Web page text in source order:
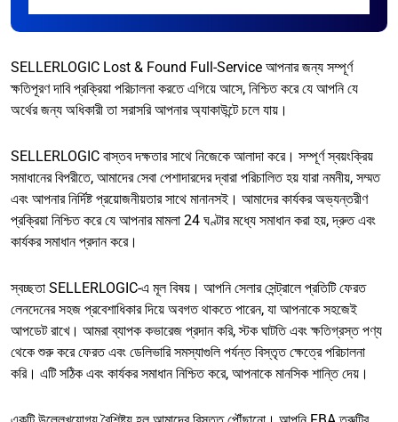
SELLERLOGIC Lost & Found Full-Service আপনার জন্য সম্পূর্ণ
ক্ষতিপূরণ দাবি প্রক্রিয়া পরিচালনা করতে এগিয়ে আসে, নিশ্চিত করে যে আপনি যে
অর্থের জন্য অধিকারী তা সরাসরি আপনার অ্যাকাউন্টে চলে যায়।
SELLERLOGIC বাস্তব দক্ষতার সাথে নিজেকে আলাদা করে। সম্পূর্ণ স্বয়ংক্রিয়
সমাধানের বিপরীতে, আমাদের সেবা পেশাদারদের দ্বারা পরিচালিত হয় যারা নমনীয়, সম্মত
এবং আপনার নির্দিষ্ট প্রয়োজনীয়তার সাথে মানানসই। আমাদের কার্যকর অভ্যন্তরীণ
প্রক্রিয়া নিশ্চিত করে যে আপনার মামলা 24 ঘণ্টার মধ্যে সমাধান করা হয়, দ্রুত এবং
কার্যকর সমাধান প্রদান করে।
স্বচ্ছতা SELLERLOGIC-এ মূল বিষয়। আপনি সেলার সেন্ট্রালে প্রতিটি ফেরত
লেনদেনের সহজ প্রবেশাধিকার দিয়ে অবগত থাকতে পারেন, যা আপনাকে সহজেই
আপডেট রাখে। আমরা ব্যাপক কভারেজ প্রদান করি, স্টক ঘাটতি এবং ক্ষতিগ্রস্ত পণ্য
থেকে শুরু করে ফেরত এবং ডেলিভারি সমস্যাগুলি পর্যন্ত বিস্তৃত ক্ষেত্রে পরিচালনা
করি। এটি সঠিক এবং কার্যকর সমাধান নিশ্চিত করে, আপনাকে মানসিক শান্তি দেয়।